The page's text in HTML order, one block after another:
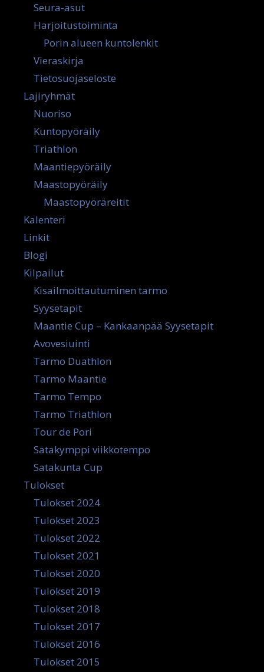
Seura-asut
Harjoitustoiminta
Porin alueen kuntolenkit
Vieraskirja
Tietosuojaseloste
Lajiryhmät
Nuoriso
Kuntopyöräily
Triathlon
Maantiepyöräily
Maastopyöräily
Maastopyöräreitit
Kalenteri
Linkit
Blogi
Kilpailut
Kisailmoittautuminen tarmo
Syysetapit
Maantie Cup – Kankaanpää Syysetapit
Avovesiuinti
Tarmo Duathlon
Tarmo Maantie
Tarmo Tempo
Tarmo Triathlon
Tour de Pori
Satakymppi viikkotempo
Satakunta Cup
Tulokset
Tulokset 2024
Tulokset 2023
Tulokset 2022
Tulokset 2021
Tulokset 2020
Tulokset 2019
Tulokset 2018
Tulokset 2017
Tulokset 2016
Tulokset 2015